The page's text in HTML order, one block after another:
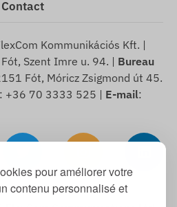
pour améliorer votre
contenu personnalisé et
Contact
Kommunikációs Kft. |
Szent Imre u. 94. | Bureau
Fót, Móricz Zsigmond út 45.
: +36 70 3333 525 | E-mail: